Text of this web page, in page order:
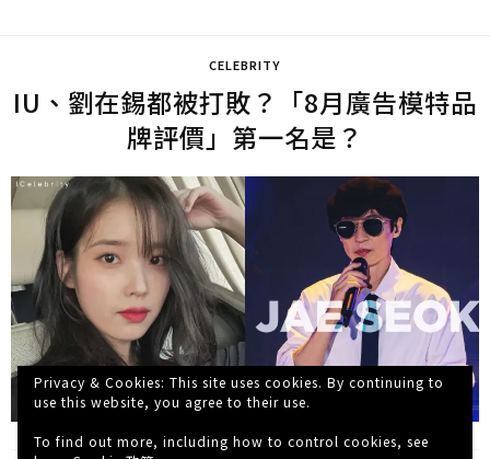
CELEBRITY
IU、劉在錫都被打敗？「8月廣告模特品
牌評價」第一名是？
Privacy & Cookies: This site uses cookies. By continuing to
use this website, you agree to their use.
To find out more, including how to control cookies, see